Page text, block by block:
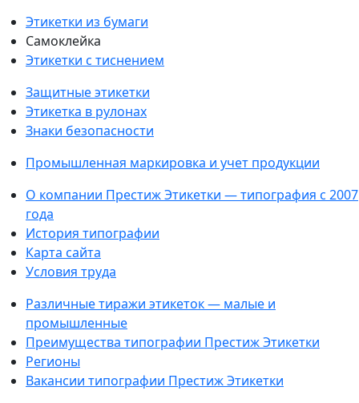
Этикетки из бумаги
Самоклейка
Этикетки с тиснением
Защитные этикетки
Этикетка в рулонах
Знаки безопасности
Промышленная маркировка и учет продукции
О компании Престиж Этикетки — типография с 2007
года
История типографии
Карта сайта
Условия труда
Различные тиражи этикеток — малые и
промышленные
Преимущества типографии Престиж Этикетки
Регионы
Вакансии типографии Престиж Этикетки